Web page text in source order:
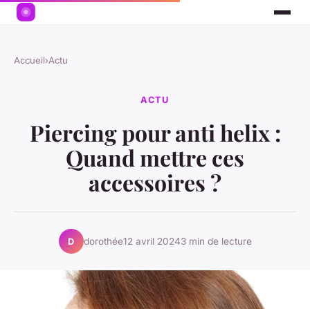
Accueil›Actu
ACTU
Piercing pour anti helix :
Quand mettre ces
accessoires ?
D dorothée12 avril 20243 min de lecture